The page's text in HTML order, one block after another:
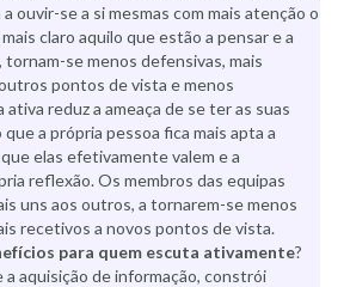
ouvir-se a si mesmas com mais atenção o
claro aquilo que estão a pensar e a
se menos defensivas, mais
pontos de vista e menos
reduz a ameaça de se ter as suas
a própria pessoa fica mais apta a
elas efetivamente valem e a
reflexão. Os membros das equipas
uns aos outros, a tornarem-se menos
recetivos a novos pontos de vista.
para quem escuta ativamente?
a aquisição de informação, constrói